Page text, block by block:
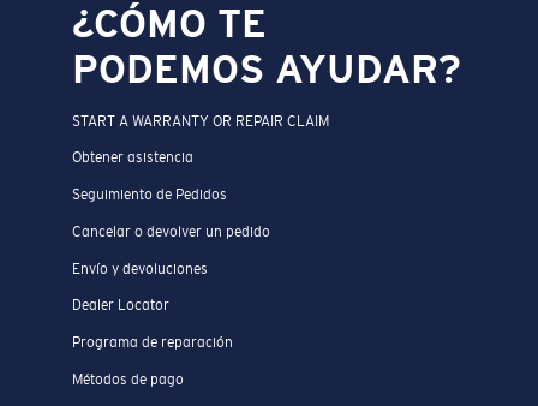
¿CÓMO TE
PODEMOS AYUDAR?
START A WARRANTY OR REPAIR CLAIM
Obtener asistencia
Seguimiento de Pedidos
Cancelar o devolver un pedido
Envío y devoluciones
Dealer Locator
Programa de reparación
Métodos de pago